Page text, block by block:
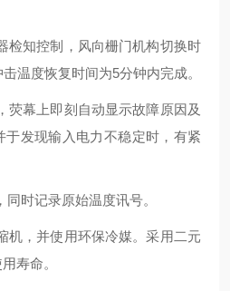
检知控制，风向栅门机构切换时
温度恢复时间为5分钟内完成。
荧幕上即刻自动显示故障原因及
发现输入电力不稳定时，有紧
时记录原始温度讯号。
机，并使用环保冷媒。采用二元
寿命。